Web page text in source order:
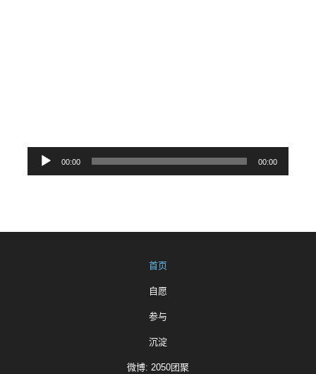
音
频
00:00 00:00
首页
自愿
参与
沉淀
微博: 2050团聚